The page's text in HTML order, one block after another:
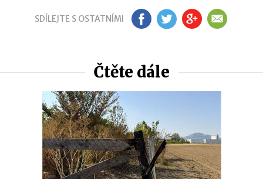
SDÍLEJTE S OSTATNÍMI FB TW GP EM
Čtěte dále